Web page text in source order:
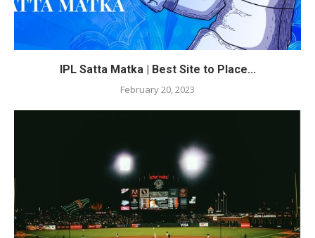
IPL Satta Matka | Best Site to Place...
February 20, 2023